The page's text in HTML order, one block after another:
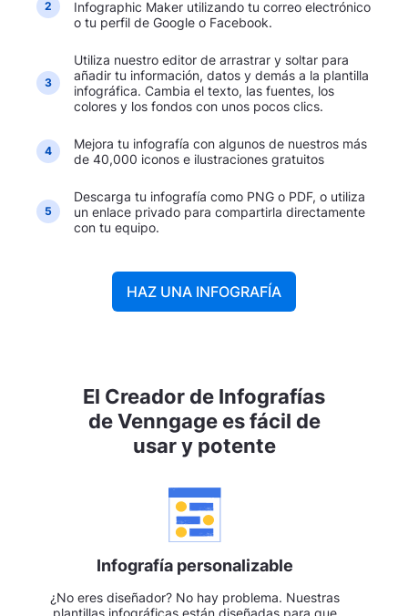
2
Infographic Maker utilizando tu correo electrónico
o tu perfil de Google o Facebook.
3
Utiliza nuestro editor de arrastrar y soltar para
añadir tu información, datos y demás a la plantilla
infográfica. Cambia el texto, las fuentes, los
colores y los fondos con unos pocos clics.
4
Mejora tu infografía con algunos de nuestros más
de 40,000 iconos e ilustraciones gratuitos
5
Descarga tu infografía como PNG o PDF, o utiliza
un enlace privado para compartirla directamente
con tu equipo.
HAZ UNA INFOGRAFÍA
El Creador de Infografías
de Venngage es fácil de
usar y potente
Infografía personalizable
¿No eres diseñador? No hay problema. Nuestras
plantillas infográficas están diseñadas para que